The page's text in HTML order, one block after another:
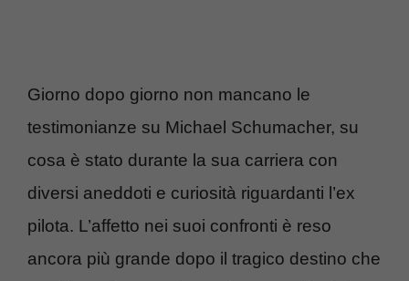
Giorno dopo giorno non mancano le
testimonianze su Michael Schumacher, su
cosa è stato durante la sua carriera con
diversi aneddoti e curiosità riguardanti l’ex
pilota. L’affetto nei suoi confronti è reso
ancora più grande dopo il tragico destino che